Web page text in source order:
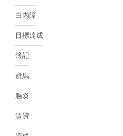
白内障
目標達成
簿記
群馬
腸炎
賃貸